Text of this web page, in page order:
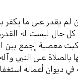
لم يقدر على ما
كل حال ليست له
معصية إجمع بين
بالصلاة على النبي
أعماله